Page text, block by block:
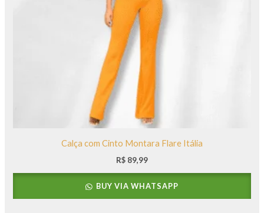
Calça com Cinto Montara Flare Itália
R$ 89,99
BUY VIA WHATSAPP